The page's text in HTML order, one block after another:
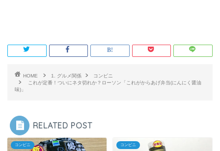
HOME 1. グルメ関係
コンビニ
これが定番！ついにネタ切れか？ローソン「これがからあげ弁当(にんにく醤油
味)」
RELATED POST
コンビニ コンビニ